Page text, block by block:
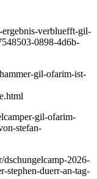
verbluefft-gil-
0898-4d6b-
gil-ofarim-ist-
gil-ofarim-
stefan-
2026-
stephen-duerr-an-tag-